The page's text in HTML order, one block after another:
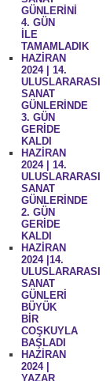
GÜNLERİNİ
4. GÜN
İLE
TAMAMLADIK
HAZİRAN
2024 | 14.
ULUSLARARASI
SANAT
GÜNLERİNDE
3. GÜN
GERİDE
KALDI
HAZİRAN
2024 | 14.
ULUSLARARASI
SANAT
GÜNLERİNDE
2. GÜN
GERİDE
KALDI
HAZİRAN
2024 |14.
ULUSLARARASI
SANAT
GÜNLERİ
BÜYÜK
BİR
COŞKUYLA
BAŞLADI
HAZİRAN
2024 |
YAZAR